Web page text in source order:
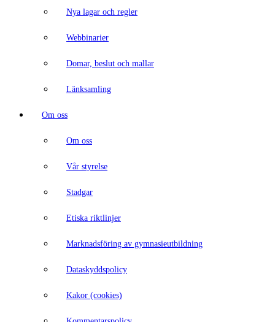
Nya lagar och regler
Webbinarier
Domar, beslut och mallar
Länksamling
Om oss
Om oss
Vår styrelse
Stadgar
Etiska riktlinjer
Marknadsföring av gymnasieutbildning
Dataskyddspolicy
Kakor (cookies)